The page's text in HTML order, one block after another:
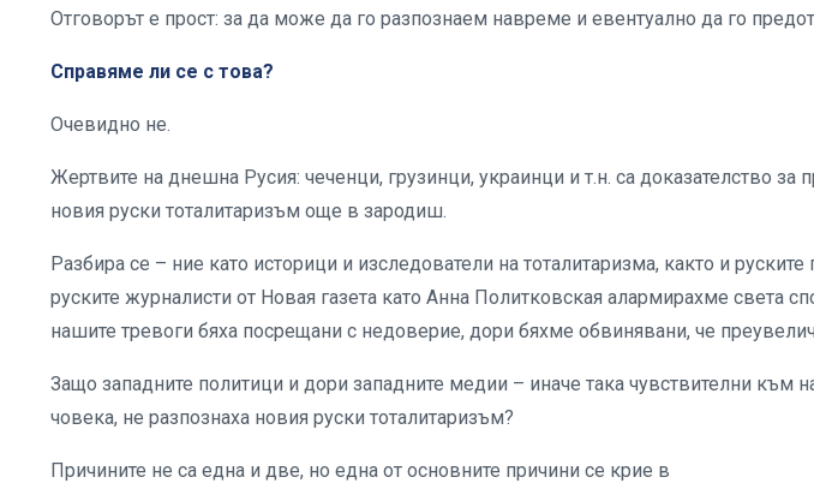
Отговорът е прост: за да може да го разпознаем навреме и евентуално да го
Справяме ли се с това?
Очевидно не.
Жертвите на днешна Русия: чеченци, грузинци, украинци и т.н. са доказателство за
новия руски тоталитаризъм още в зародиш.
Разбира се – ние като историци и изследователи на тоталитаризма, както и
руските журналисти от Новая газета като Анна Политковская алармирахме света
нашите тревоги бяха посрещани с недоверие, дори бяхме обвинявани, че
Защо западните политици и дори западните медии – иначе така чувствителни към
човека, не разпознаха новия руски тоталитаризъм?
Причините не са една и две, но една от основните причини се крие в